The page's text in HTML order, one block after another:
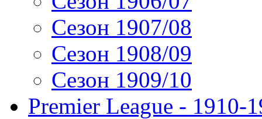
Сезон 1907/08
Сезон 1908/09
Сезон 1909/10
Premier League - 1910-